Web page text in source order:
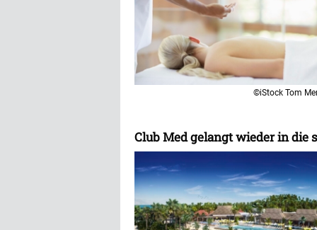
©iStock Tom
Club Med gelangt wieder in die